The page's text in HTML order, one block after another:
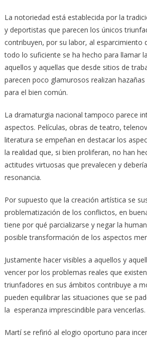
La notoriedad está establecida por la
y deportistas que parecen los únicos
contribuyen, por su labor, al esparcimiento
todo lo suficiente se ha hecho para llamar
aquellos y aquellas que desde sitios de
parecen poco glamurosos realizan
para el bien común.
La dramaturgia nacional tampoco parece
aspectos. Películas, obras de teatro,
literatura se empeñan en destacar los
la realidad que, si bien proliferan, no han
actitudes virtuosas que prevalecen y
resonancia.
Por supuesto que la creación artística se
problematización de los conflictos, en
tiene por qué parcializarse y negar la
posible transformación de los aspectos
Justamente hacer visibles a aquellos y
vencer por los problemas reales que
triunfadores en sus ámbitos contribuye a
pueden equilibrar las situaciones que se
la esperanza imprescindible para vencerlas.
Martí se refirió al elogio oportuno para